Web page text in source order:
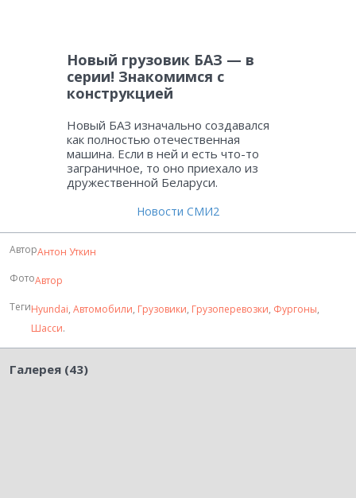
Новый грузовик БАЗ — в
серии! Знакомимся с
конструкцией
Новый БАЗ изначально создавался
как полностью отечественная
машина. Если в ней и есть что-то
заграничное, то оно приехало из
дружественной Беларуси.
Новости СМИ2
АвторАнтон Уткин
ФотоАвтор
ТегиHyundai, Автомобили, Грузовики, Грузоперевозки, Фургоны,
Шасси.
Галерея (43)